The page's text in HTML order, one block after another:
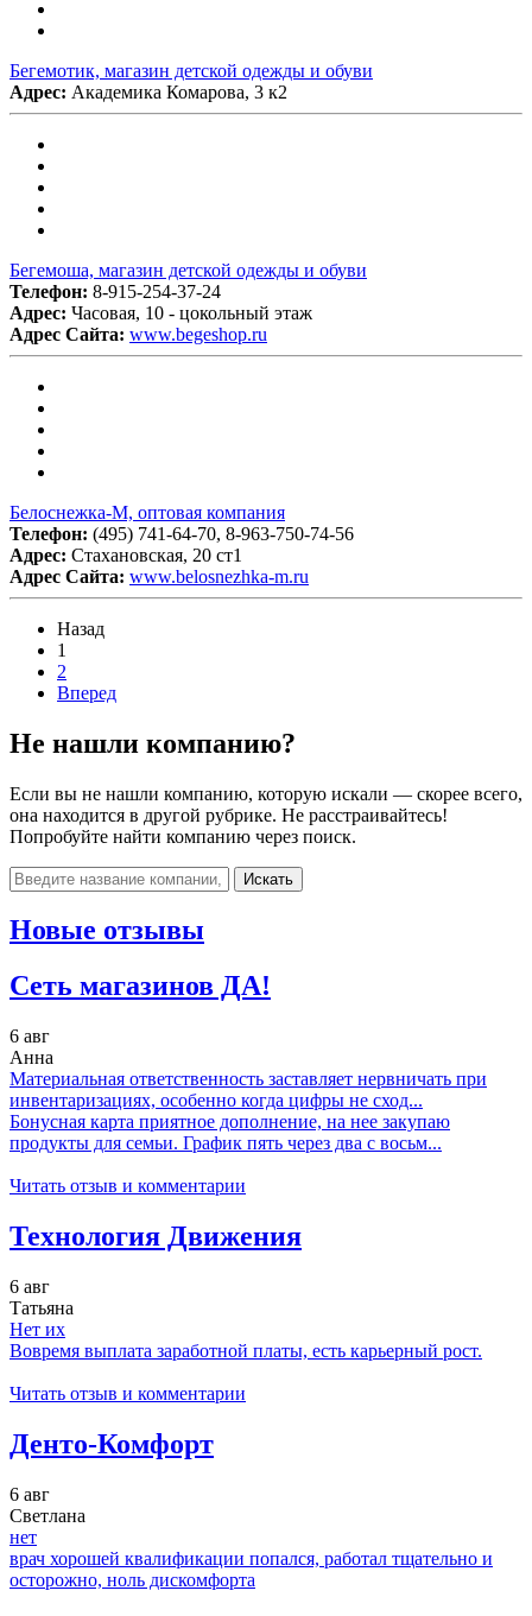
Бегемотик, магазин детской одежды и обуви
Адрес: Академика Комарова, 3 к2
Бегемоша, магазин детской одежды и обуви
Телефон: 8-915-254-37-24
Адрес: Часовая, 10 - цокольный этаж
Адрес Сайта: www.begeshop.ru
Белоснежка-М, оптовая компания
Телефон: (495) 741-64-70, 8-963-750-74-56
Адрес: Стахановская, 20 ст1
Адрес Сайта: www.belosnezhka-m.ru
Назад
1
2
Вперед
Не нашли компанию?
Если вы не нашли компанию, которую искали — скорее всего,
она находится в другой рубрике. Не расстраивайтесь!
Попробуйте найти компанию через поиск.
Искать
Новые отзывы
Сеть магазинов ДА!
6 авг
Анна
Материальная ответственность заставляет нервничать при
инвентаризациях, особенно когда цифры не сход...
Бонусная карта приятное дополнение, на нее закупаю
продукты для семьи. График пять через два с восьм...
Читать отзыв и комментарии
Технология Движения
6 авг
Татьяна
Нет их
Вовремя выплата заработной платы, есть карьерный рост.
Читать отзыв и комментарии
Денто-Комфорт
6 авг
Светлана
нет
врач хорошей квалификации попался, работал тщательно и
осторожно, ноль дискомфорта